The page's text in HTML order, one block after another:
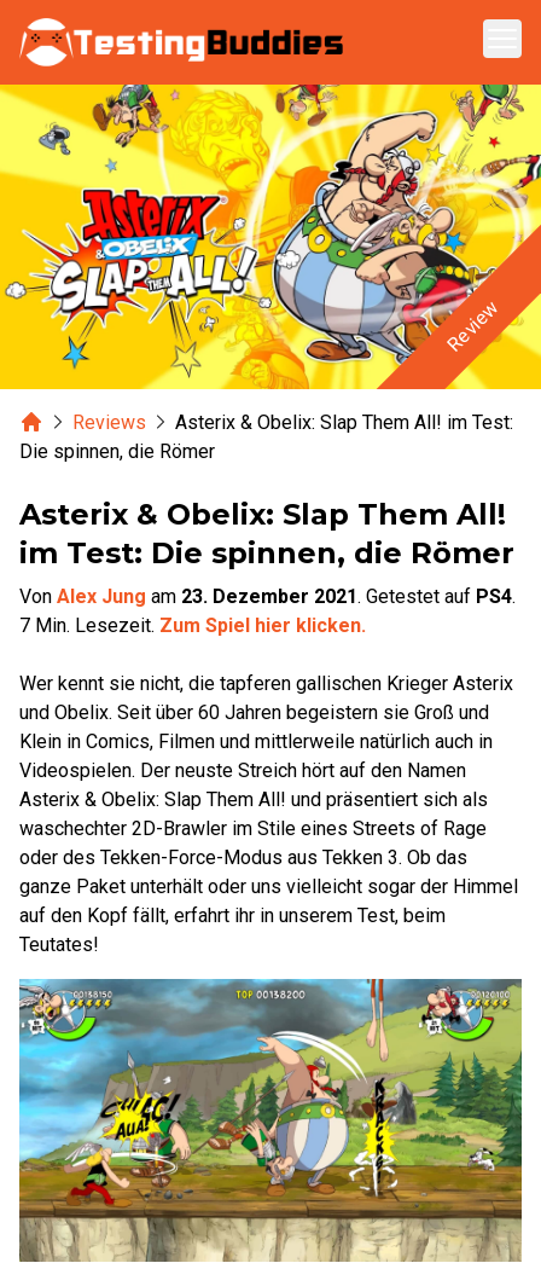
Zum Hauptinhalt springen
Review
HomeReviews
Asterix & Obelix: Slap Them All! im Test:
Die spinnen, die Römer
Asterix & Obelix: Slap Them All!
im Test: Die spinnen, die Römer
Von Alex Jung am 23. Dezember 2021. Getestet auf PS4.
7 Min. Lesezeit. Zum Spiel hier klicken.
Wer kennt sie nicht, die tapferen gallischen Krieger Asterix
und Obelix. Seit über 60 Jahren begeistern sie Groß und
Klein in Comics, Filmen und mittlerweile natürlich auch in
Videospielen. Der neuste Streich hört auf den Namen
Asterix & Obelix: Slap Them All! und präsentiert sich als
waschechter 2D-Brawler im Stile eines Streets of Rage
oder des Tekken-Force-Modus aus Tekken 3. Ob das
ganze Paket unterhält oder uns vielleicht sogar der Himmel
auf den Kopf fällt, erfahrt ihr in unserem Test, beim
Teutates!